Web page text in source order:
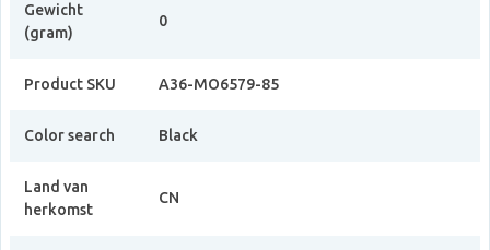
Gewicht
(gram)
0
Product SKU A36-MO6579-85
Color search Black
Land van
herkomst
CN